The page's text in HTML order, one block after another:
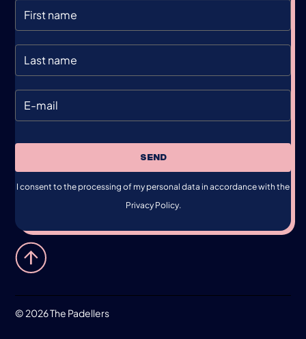
SEND
I consent to the processing of my personal data in accordance with the
Privacy Policy.
© 2026 The Padellers